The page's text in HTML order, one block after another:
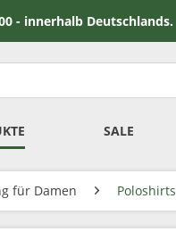
Deutschlands.
SALE
für Damen Poloshirts